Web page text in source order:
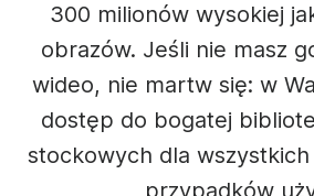
300 milionów wysokiej
obrazów. Jeśli nie masz
wideo, nie martw się: w
dostęp do bogatej
stockowych dla
przypadków